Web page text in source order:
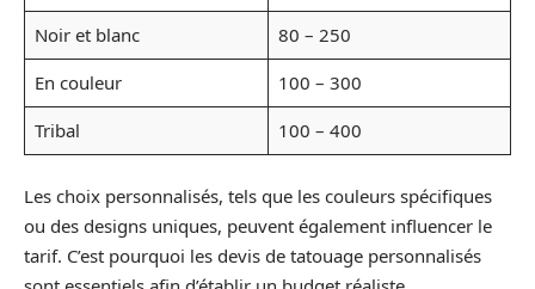
Noir et blanc
80 – 250
En couleur
100 – 300
Tribal
100 – 400
Les choix personnalisés, tels que les couleurs spécifiques
ou des designs uniques, peuvent également influencer le
tarif. C’est pourquoi les devis de tatouage personnalisés